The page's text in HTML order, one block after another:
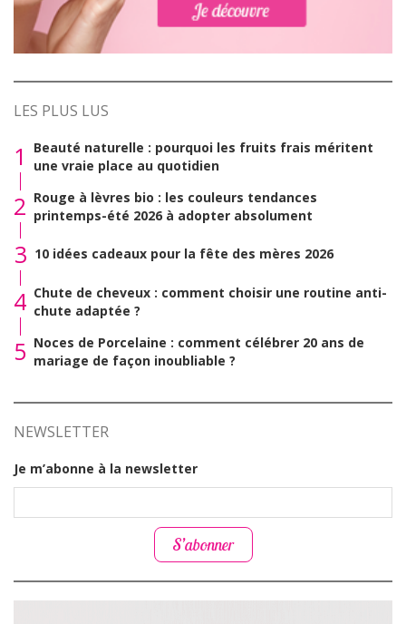
LES PLUS LUS
1
Beauté naturelle : pourquoi les fruits frais méritent
une vraie place au quotidien
2 Rouge à lèvres bio : les couleurs tendances
printemps-été 2026 à adopter absolument
3 10 idées cadeaux pour la fête des mères 2026
4 Chute de cheveux : comment choisir une routine anti-
chute adaptée ?
5 Noces de Porcelaine : comment célébrer 20 ans de
mariage de façon inoubliable ?
NEWSLETTER
Je m’abonne à la newsletter
S’abonner